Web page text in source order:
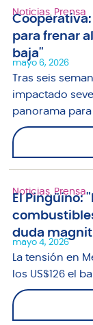
Noticias, Prensa
para frenar
baja"
mayo 6, 2026
Tras seis
impactado
panorama
Noticias, Prensa
El Pingüino:
duda
mayo 4, 2026
La tensión en
los US$126 el